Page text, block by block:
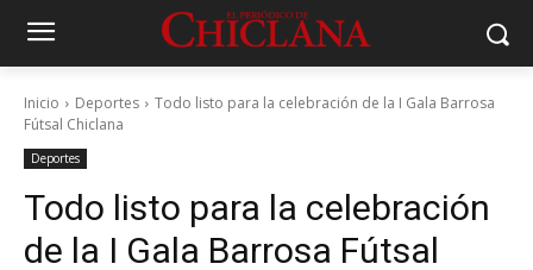
Inicio Deportes
Todo listo para la celebración de la I Gala Barrosa
Fútsal Chiclana
Deportes
Todo listo para la celebración
de la I Gala Barrosa Fútsal